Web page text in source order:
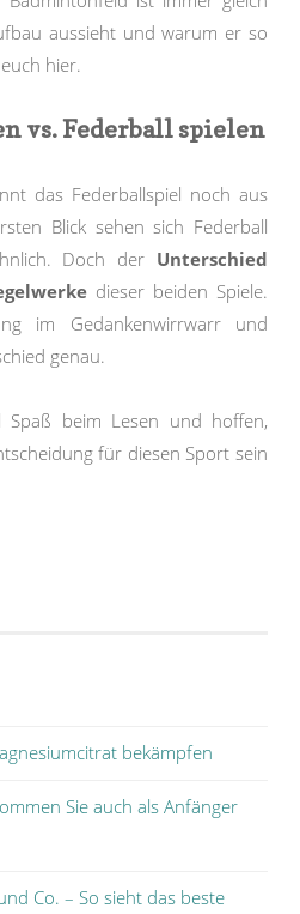
aussieht und warum er so
hier.
vs. Federball spielen
das Federballspiel noch aus
Blick sehen sich Federball
Doch der Unterschied
dieser beiden Spiele.
im Gedankenwirrwarr und
genau.
Spaß beim Lesen und hoffen,
für diesen Sport sein
bekämpfen
Sie auch als Anfänger
Co. – So sieht das beste